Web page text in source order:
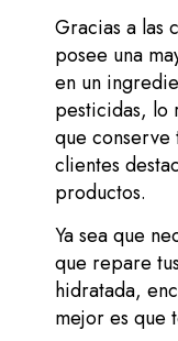
Gracias a las
posee una
en un
pesticidas, lo
que conserve
clientes
productos.
Ya sea que
que repare
hidratada,
mejor es que